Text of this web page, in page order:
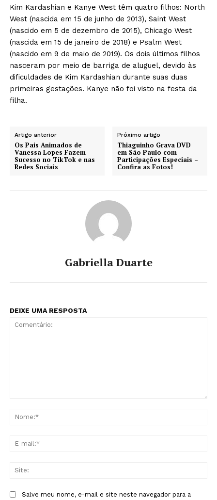
Kim Kardashian e Kanye West têm quatro filhos: North
West (nascida em 15 de junho de 2013), Saint West
(nascido em 5 de dezembro de 2015), Chicago West
(nascida em 15 de janeiro de 2018) e Psalm West
(nascido em 9 de maio de 2019). Os dois últimos filhos
nasceram por meio de barriga de aluguel, devido às
dificuldades de Kim Kardashian durante suas duas
primeiras gestações. Kanye não foi visto na festa da
filha.
Artigo anterior
Os Pais Animados de
Vanessa Lopes Fazem
Sucesso no TikTok e nas
Redes Sociais
Próximo artigo
Thiaguinho Grava DVD
em São Paulo com
Participações Especiais –
Confira as Fotos!
Gabriella Duarte
DEIXE UMA RESPOSTA
Salve meu nome, e-mail e site neste navegador para a